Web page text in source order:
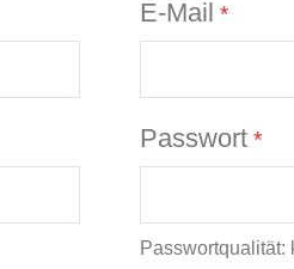
E-Mail
Passwort
Passwortqualität: